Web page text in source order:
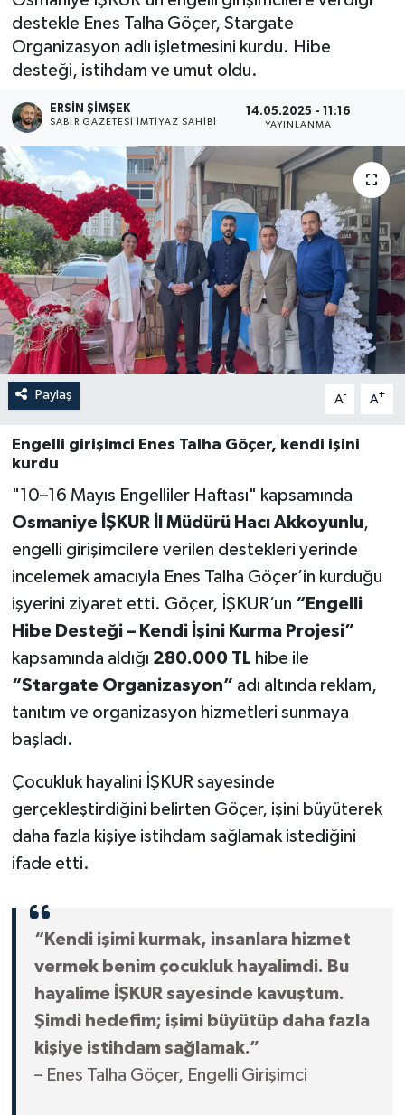
destekle Enes Talha Göçer, Stargate
Organizasyon adlı işletmesini kurdu. Hibe
desteği, istihdam ve umut oldu.
ERSIN ŞİMŞEK
SABIR GAZETESI İMTIYAZ SAHIBI
14.05.2025 - 11:16
YAYINLANMA
Paylaş A- A+
Engelli girişimci Enes Talha Göçer, kendi işini
kurdu
"10–16 Mayıs Engelliler Haftası" kapsamında
Osmaniye İŞKUR İl Müdürü Hacı Akkoyunlu,
engelli girişimcilere verilen destekleri yerinde
incelemek amacıyla Enes Talha Göçer’in kurduğu
işyerini ziyaret etti. Göçer, İŞKUR’un “Engelli
Hibe Desteği – Kendi İşini Kurma Projesi”
kapsamında aldığı 280.000 TL hibe ile
“Stargate Organizasyon” adı altında reklam,
tanıtım ve organizasyon hizmetleri sunmaya
başladı.
Çocukluk hayalini İŞKUR sayesinde
gerçekleştirdiğini belirten Göçer, işini büyüterek
daha fazla kişiye istihdam sağlamak istediğini
ifade etti.
“Kendi işimi kurmak, insanlara hizmet
vermek benim çocukluk hayalimdi. Bu
hayalime İŞKUR sayesinde kavuştum.
Şimdi hedefim; işimi büyütüp daha fazla
kişiye istihdam sağlamak.”
– Enes Talha Göçer, Engelli Girişimci